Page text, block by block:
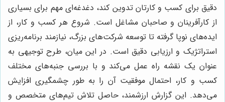
دقیق برای کسب و کارتان تدوین کند، دغدغه‌ای مهم برای بسیاری
از کارآفرینان و صاحبان مشاغل است. شروع هر کسب و کار، از
ایده‌های نوپا گرفته تا توسعه شرکت‌های بزرگ، نیازمند برنامه‌ریزی
استراتژیک و ارزیابی دقیق است. در این میان، طرح توجیهی به
عنوان یک نقشه راه عمل می‌کند و با بررسی جنبه‌های مختلف
کسب و کار، احتمال موفقیت آن را به طور چشمگیری افزایش
می‌دهد. این گزارش ارزشمند، حاصل تلاش تیم‌های متخصص و